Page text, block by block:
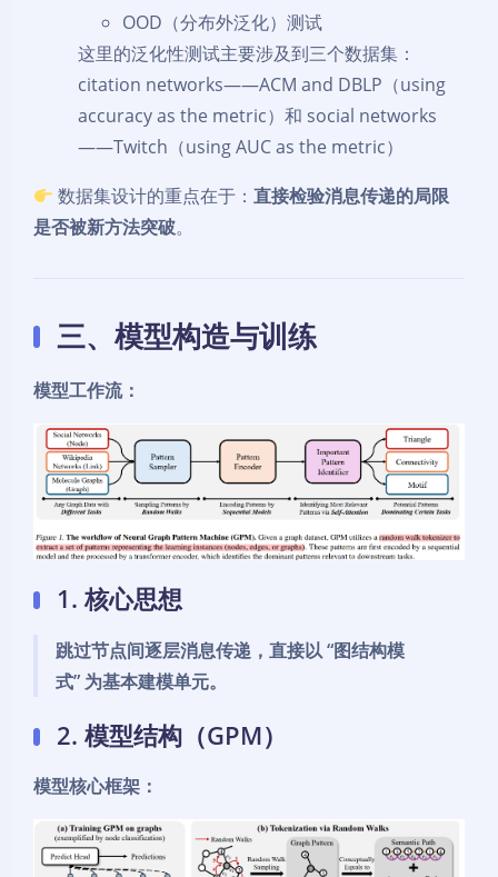
OOD（分布外泛化）测试
这里的泛化性测试主要涉及到三个数据集：
citation networks——ACM and DBLP（using
accuracy as the metric）和 social networks
——Twitch（using AUC as the metric）
数据集设计的重点在于：直接检验消息传递的局限
是否被新方法突破。
三、模型构造与训练
模型工作流：
1. 核心思想
跳过节点间逐层消息传递，直接以 “图结构模
式” 为基本建模单元。
2. 模型结构（GPM）
模型核心框架：